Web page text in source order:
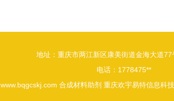
地址：重庆市两江新区康美街道金海大道
电话：1778475**
www.bqgcskj.com 合成材料助剂 重庆欢宇易特信息科